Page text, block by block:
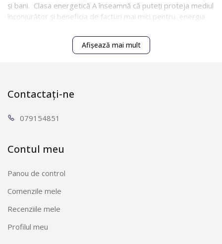
şi bani. Clasa energetică A înseamnă că puteţi proteja mediul
înconjurător şi beneficia de facturi mai mici pentru energia
realizarea de economii suplimentare de 42 kWh comparativ
cu aparatele din clasa A.Afișează mai mult
Contactați-ne
0791 54851
Contul meu
Panou de control
Comenzile mele
Recenziile mele
Profilul meu